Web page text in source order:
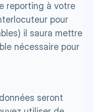
reporting à votre
pour
il saura mettre
nécessaire pour
seront